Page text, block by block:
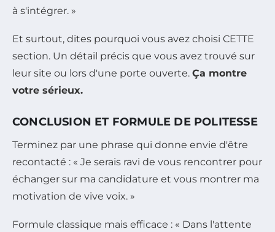
à s'intégrer. »
Et surtout, dites pourquoi vous avez choisi CETTE
section. Un détail précis que vous avez trouvé sur
leur site ou lors d'une porte ouverte. Ça montre
votre sérieux.
CONCLUSION ET FORMULE DE POLITESSE
Terminez par une phrase qui donne envie d'être
recontacté : « Je serais ravi de vous rencontrer pour
échanger sur ma candidature et vous montrer ma
motivation de vive voix. »
Formule classique mais efficace : « Dans l'attente